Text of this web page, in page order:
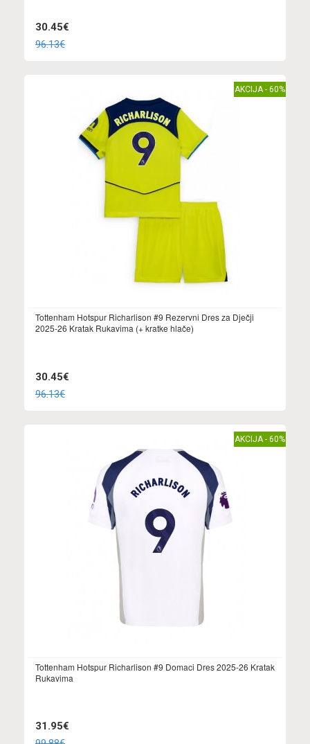
30.45€
96.13€
AKCIJA - 60%
Tottenham Hotspur Richarlison #9 Rezervni Dres za Dječji
2025-26 Kratak Rukavima (+ kratke hlače)
30.45€
96.13€
AKCIJA - 60%
Tottenham Hotspur Richarlison #9 Domaci Dres 2025-26 Kratak
Rukavima
31.95€